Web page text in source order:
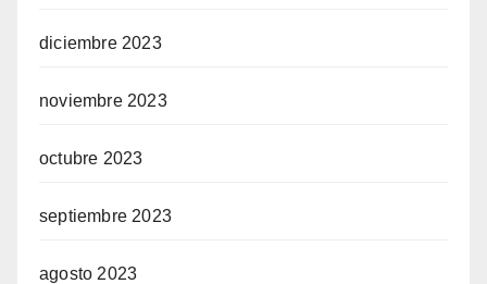
diciembre 2023
noviembre 2023
octubre 2023
septiembre 2023
agosto 2023